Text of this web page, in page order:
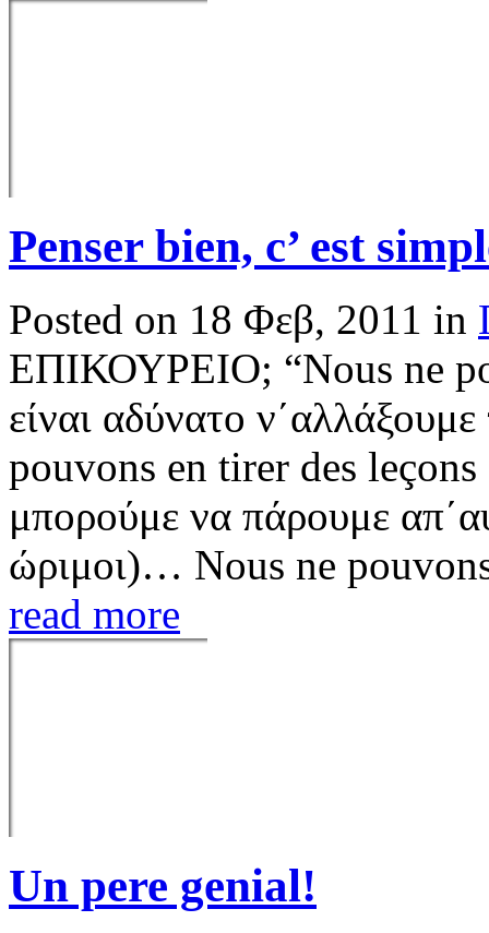
Penser bien, c’ est
Posted on 18 Φεβ, 2011 in
ΕΠΙΚΟΥΡΕΙΟ; “Nous ne
είναι αδύνατο
pouvons en tirer des
μπορούμε να πάρουμε
ώριμοι)… Nous ne
read more
Un pere genial!